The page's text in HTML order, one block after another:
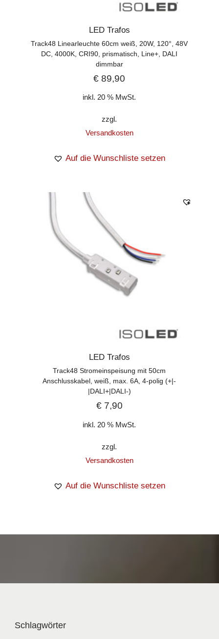
LED Trafos
Track48 Linearleuchte 60cm weiß, 20W, 120°, 48V
DC, 4000K, CRI90, prismatisch, Line+, DALI
dimmbar
€ 89,90
inkl. 20 % MwSt.
zzgl.
Versandkosten
Auf die Wunschliste setzen
LED Trafos
Track48 Stromeinspeisung mit 50cm
Anschlusskabel, weiß, max. 6A, 4-polig (+|-
|DALI+|DALI-)
€7,90
inkl. 20 % MwSt.
zzgl.
Versandkosten
Auf die Wunschliste setzen
Schlagwörter